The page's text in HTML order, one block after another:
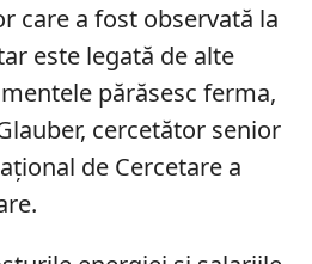
care a fost observată la
este legată de alte
părăsesc ferma,
cercetător senior
de Cercetare a